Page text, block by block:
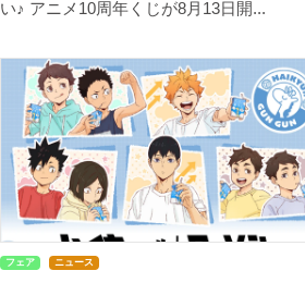
い♪ アニメ10周年くじが8月13日開...
フェア ニュース